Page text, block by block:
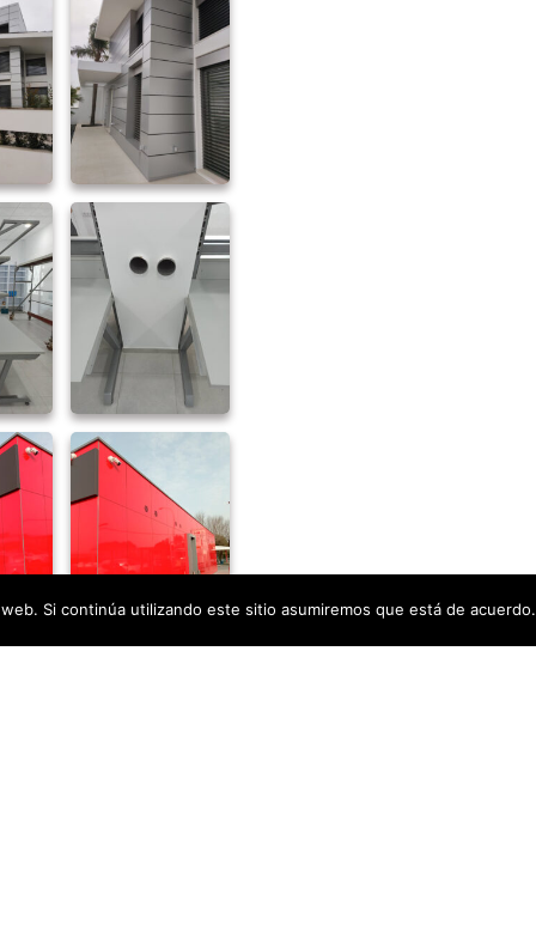
Si continúa utilizando este sitio asumiremos que está de acuerdo.